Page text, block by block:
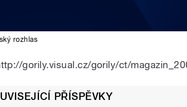
rozhlas
gorily.visual.cz/gorily/ct/
PŘÍSPĚVKY